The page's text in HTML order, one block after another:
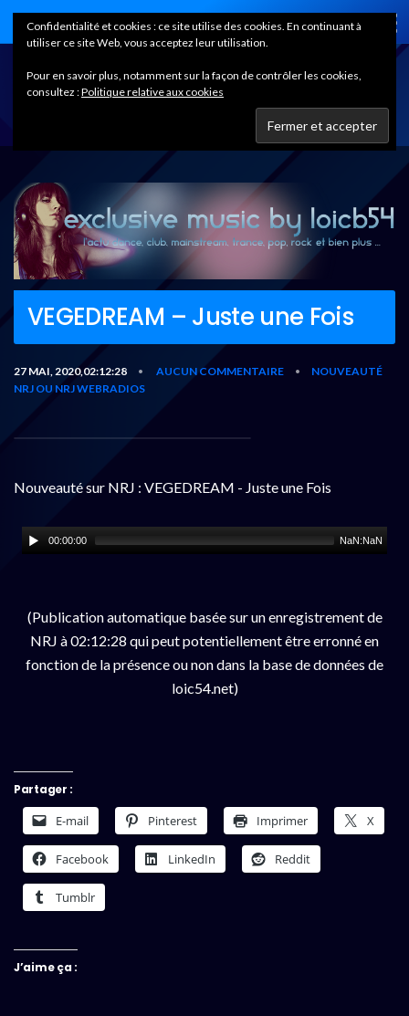
Home
VEGEDREAM – Juste une Fois
27 MAI, 2020,02:12:28 • AUCUN COMMENTAIRE •
NOUVEAUTÉ
NRJ OU NRJ WEBRADIOS
Nouveauté sur NRJ : VEGEDREAM - Juste une Fois
00:00:00 NaN:NaN
(Publication automatique basée sur un enregistrement de
NRJ à 02:12:28 qui peut potentiellement être erronné en
fonction de la présence ou non dans la base de données de
loic54.net)
Partager :
E-mail Pinterest Imprimer X
Facebook LinkedIn Reddit
Tumblr
J’aime ça :
Confidentialité et cookies : ce site utilise des cookies. En continuant à
utiliser ce site Web, vous acceptez leur utilisation.
Pour en savoir plus, notamment sur la façon de contrôler les cookies,
consultez :Politique relative aux cookies